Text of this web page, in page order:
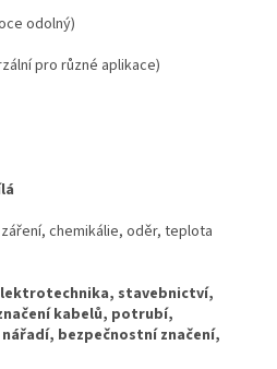
odolný)
pro různé aplikace)
záření, chemikálie, oděr, teplota
stavebnictví,
kabelů, potrubí,
bezpečnostní značení,